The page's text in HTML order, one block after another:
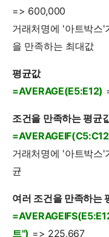
=> 600,000
거래처명에 '아트박스
을 만족하는 최대값
평균값
=AVERAGE(E5:E12)
조건을 만족하는 평균
거래처명에 '아트박스'
균
여러 조건을 만족하는
트") => 225,667